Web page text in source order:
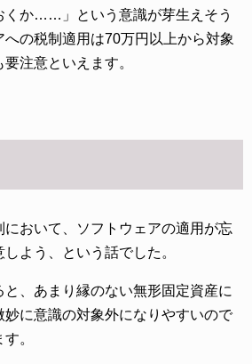
くか……」という意識が芽生えそう
の税制適用は70万円以上から対象
注意といえます。
おいて、ソフトウェアの適用が忘
よう、という話でした。
、あまり縁のない無形固定資産に
妙に意識の対象外になりやすいので
。